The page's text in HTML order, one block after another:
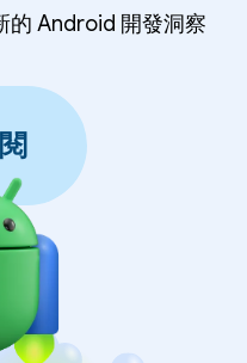
的 Android 開發洞察